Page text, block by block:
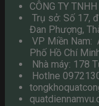
CÔNG TY
Trụ sở: Số 17,
Đan Phượng,
VP Miền Nam:
Phố Hồ Chí
Nhà máy: 178
Hotlne